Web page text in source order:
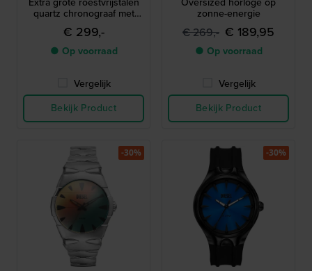
quartz chronograaf met
datum
€ 299,-
● Op voorraad
Vergelijk
Bekijk Product
zonne-energie
€ 269,- € 189,95
● Op voorraad
Vergelijk
Bekijk Product
-30% -30%